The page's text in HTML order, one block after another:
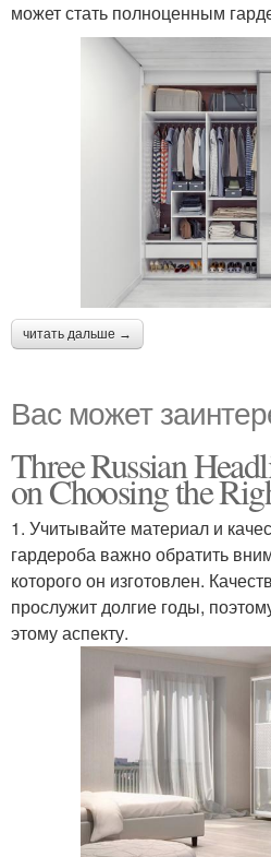
может стать полноценным
читать дальше →
Вас может
Three Russian
on Choosing the
1. Учитывайте материал и
гардероба важно обратить
которого он изготовлен.
прослужит долгие годы,
этому аспекту.